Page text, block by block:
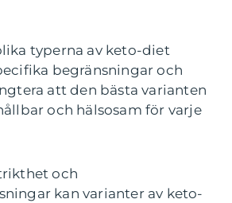
typerna av keto-diet
begränsningar och
att den bästa varianten
och hälsosam för varje
och
kan varianter av keto-